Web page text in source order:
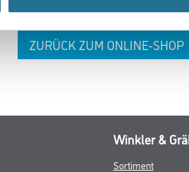
ZURÜCK ZUM ONLINE-SHOP
Winkler &
Sortiment